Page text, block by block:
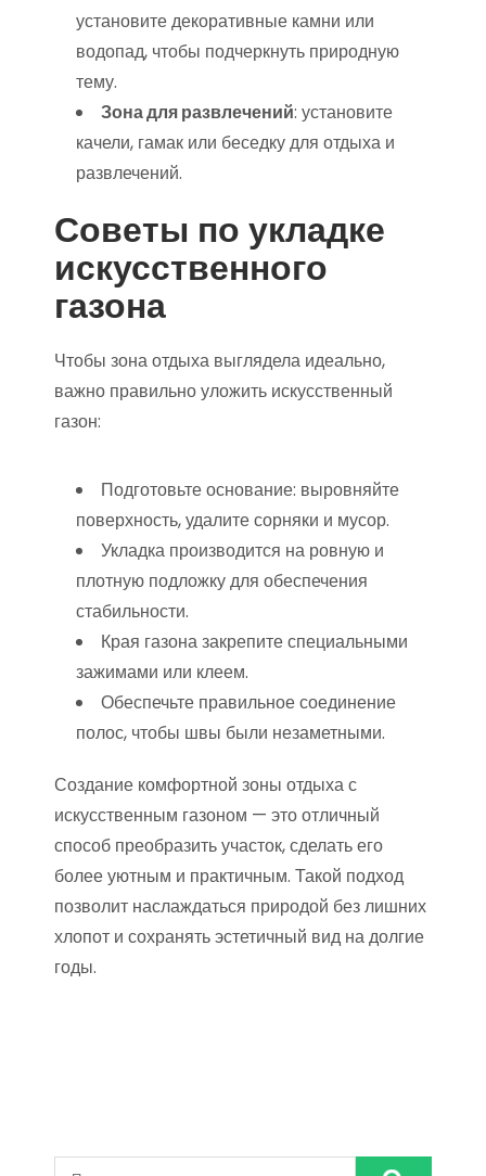
установите декоративные камни или
водопад, чтобы подчеркнуть природную
тему.
Зона для развлечений: установите
качели, гамак или беседку для отдыха и
развлечений.
Советы по укладке
искусственного
газона
Чтобы зона отдыха выглядела идеально,
важно правильно уложить искусственный
газон:
Подготовьте основание: выровняйте
поверхность, удалите сорняки и мусор.
Укладка производится на ровную и
плотную подложку для обеспечения
стабильности.
Края газона закрепите специальными
зажимами или клеем.
Обеспечьте правильное соединение
полос, чтобы швы были незаметными.
Создание комфортной зоны отдыха с
искусственным газоном — это отличный
способ преобразить участок, сделать его
более уютным и практичным. Такой подход
позволит наслаждаться природой без лишних
хлопот и сохранять эстетичный вид на долгие
годы.